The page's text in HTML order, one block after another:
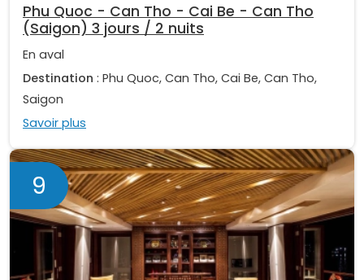
Phu Quoc - Can Tho - Cai Be - Can Tho
(Saigon) 3 jours / 2 nuits
En aval
Destination : Phu Quoc, Can Tho, Cai Be, Can Tho,
Saigon
Savoir plus
9